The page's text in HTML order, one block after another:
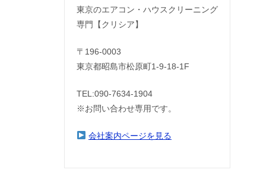
東京のエアコン・ハウスクリーニング
専門【クリシア】
〒196-0003
東京都昭島市松原町1-9‐18‐1F
TEL:090-7634-1904
※お問い合わせ専用です。
会社案内ページを見る